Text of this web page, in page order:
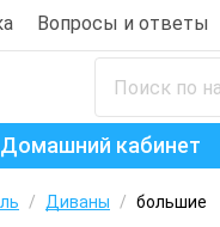
Вопросы и ответы
Домашний кабинет
/ Диваны / большие